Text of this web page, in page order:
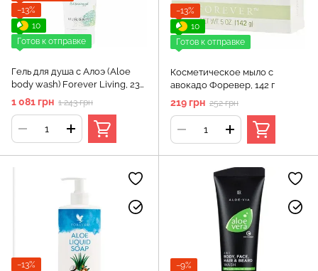
−13%
10
Готов к отправке
Гель для душа с Алоэ (Aloe
body wash) Forever Living, 236
1 081 грн 1 243 грн
−13%
10
Готов к отправке
Косметическое мыло с
авокадо Форевер, 142 г
219 грн 252 грн
−13% −9%